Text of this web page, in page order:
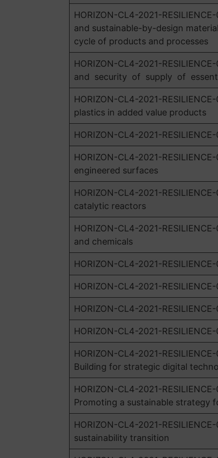
HORIZON-CL4-2021-
and sustainable-by-design
cycle of products and processes
HORIZON-CL4-2021-
and security of supply of
HORIZON-CL4-2021-
plastics in added value products
HORIZON-CL4-2021-
HORIZON-CL4-2021-
engineered surfaces
HORIZON-CL4-2021-
catalytic reactors
HORIZON-CL4-2021-
and chemicals
HORIZON-CL4-2021-
HORIZON-CL4-2021-
HORIZON-CL4-2021-
HORIZON-CL4-2021-
HORIZON-CL4-2021-
Building for strategic digital
HORIZON-CL4-2021-
Promoting a sustainable strategy
HORIZON-CL4-2021-
sustainability transition